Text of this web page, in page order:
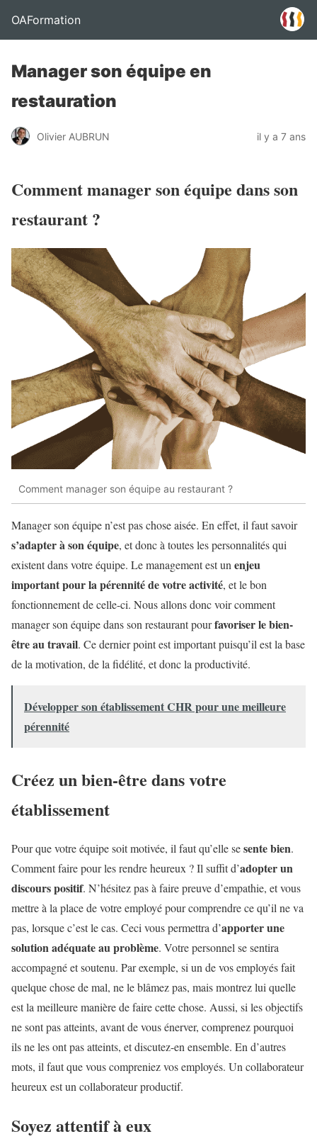
OAFormation
Manager son équipe en
restauration
Olivier AUBRUN il y a 7 ans
Comment manager son équipe dans son
restaurant ?
Comment manager son équipe au restaurant ?
Manager son équipe n’est pas chose aisée. En effet, il faut savoir
s’adapter à son équipe, et donc à toutes les personnalités qui
existent dans votre équipe. Le management est unenjeu
important pour la pérennité de votre activité, et le bon
fonctionnement de celle-ci. Nous allons donc voir comment
manager son équipe dans son restaurant pourfavoriser le bien-
être au travail. Ce dernier point est important puisqu’il est la base
de la motivation, de la fidélité, et donc la productivité.
Développer son établissement CHR pour une meilleure
pérennité
Créez un bien-être dans votre
établissement
Pour que votre équipe soit motivée, il faut qu’elle sesente bien.
Comment faire pour les rendre heureux ? Il suffit d’adopter un
discours positif. N’hésitez pas à faire preuve d’empathie, et vous
mettre à la place de votre employé pour comprendre ce qu’il ne va
pas, lorsque c’est le cas. Ceci vous permettra d’apporter une
solution adéquate au problème. Votre personnel se sentira
accompagné et soutenu. Par exemple, si un de vos employés fait
quelque chose de mal, ne le blâmez pas, mais montrez lui quelle
est la meilleure manière de faire cette chose. Aussi, si les objectifs
ne sont pas atteints, avant de vous énerver, comprenez pourquoi
ils ne les ont pas atteints, et discutez-en ensemble. En d’autres
mots, il faut que vous compreniez vos employés. Un collaborateur
heureux est un collaborateur productif.
Soyez attentif à eux